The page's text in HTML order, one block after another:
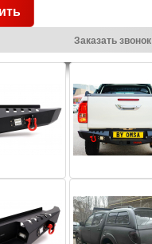
Заказать звонок